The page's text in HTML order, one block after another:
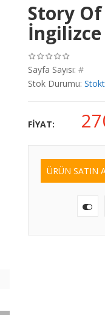
Story Of
Sayfa Sayısı: #
Stok Durumu:
FIYAT:
ÜRÜN SATIN